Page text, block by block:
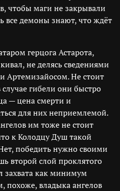
чтобы маги не закрывали
все демоны знают, что ждёт
герцога Астарота,
не делясь сведениями
Артемизайосом. Не стоит
гибели они быстро
— цена смерти и
для них неприемлемой.
им тоже не стоит
к Колодцу Душ такой
победить нужно своими
второй слой проклятого
захвата как минимум
похоже, владыка ангелов